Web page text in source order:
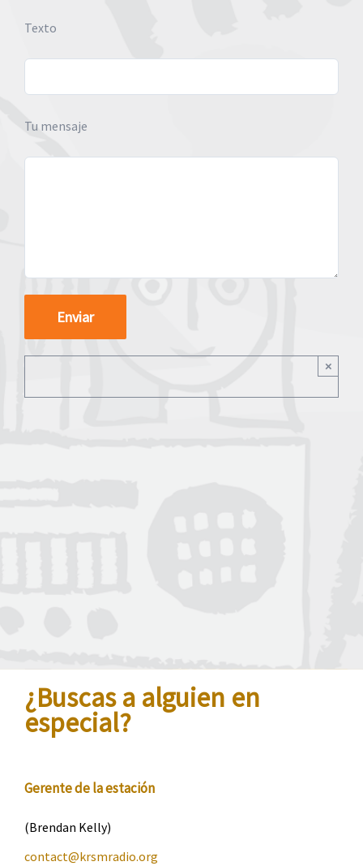
Texto
Tu mensaje
×
¿Buscas a alguien en
especial?
Gerente de la estación
(Brendan Kelly)
contact@krsmradio.org